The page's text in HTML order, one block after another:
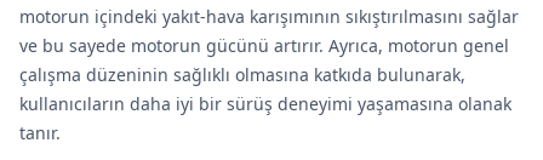
motorun içindeki yakıt-hava karışımının sıkıştırılmasını sağlar
ve bu sayede motorun gücünü artırır. Ayrıca, motorun genel
çalışma düzeninin sağlıklı olmasına katkıda bulunarak,
kullanıcıların daha iyi bir sürüş deneyimi yaşamasına olanak
tanır.